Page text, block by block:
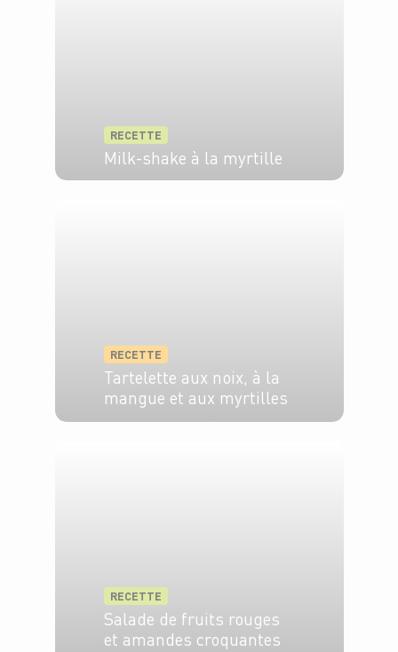
RECETTE
Milk-shake à la myrtille
RECETTE
Tartelette aux noix, à la
mangue et aux myrtilles
RECETTE
Salade de fruits rouges
et amandes croquantes